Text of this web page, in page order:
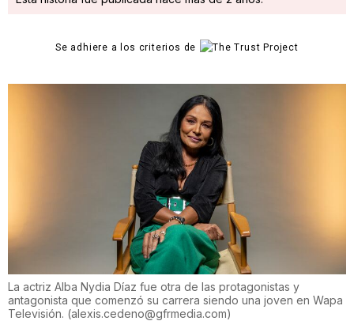
Se adhiere a los criterios de
La actriz Alba Nydia Díaz fue otra de las protagonistas y
antagonista que comenzó su carrera siendo una joven en Wapa
Televisión. (alexis.cedeno@gfrmedia.com)